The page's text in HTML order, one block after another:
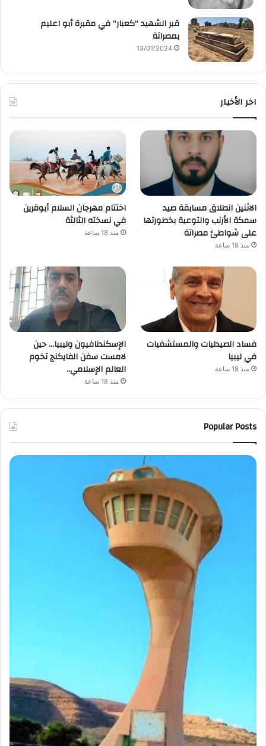
قبر الشهيد “كعبار” في مقبرة أبو اعليم
بمصراتة
13/01/2024
اخر الأخبار
الاثنين انطلاق مسابقة صيد
سمكة الأرنب والتوعية بخطورتها
على شواطئ مصراتة
منذ 18 ساعة
اختتام مهرجان السلام أبوقرين
في نسخته الثالثة
منذ 18 ساعة
فساد الصيدليات والمستشفيات
في ليبيا
منذ 18 ساعة
الإسكندنافيون وليبيا… حين
لامست سفن الفايكنج تخوم
العالم الإسلامي..
منذ 18 ساعة
Popular Posts